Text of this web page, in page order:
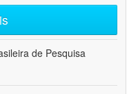
de Pesquisa